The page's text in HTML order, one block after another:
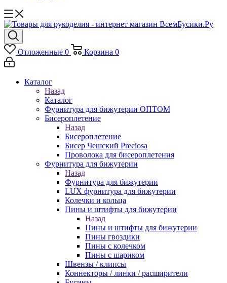
Отложенные 0 Корзина 0
Каталог
Назад
Каталог
Фурнитура для бижутерии ОПТОМ
Бисероплетение
Назад
Бисероплетение
Бисер Чешский Preciosa
Проволока для бисероплетения
Фурнитура для бижутерии
Назад
Фурнитура для бижутерии
LUX фурнитура для бижутерии
Колечки и кольца
Пины и штифты для бижутерии
Назад
Пины и штифты для бижутерии
Пины гвоздики
Пины с колечком
Пины с шариком
Швензы / клипсы
Коннекторы / линки / расширители